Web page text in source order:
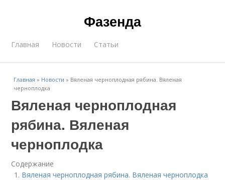
Фазенда
Главная Новости Статьи
Главная » Новости » Вяленая черноплодная рябина. Вяленая
черноплодка
Вяленая черноплодная
рябина. Вяленая
черноплодка
Содержание
Вяленая черноплодная рябина. Вяленая черноплодка